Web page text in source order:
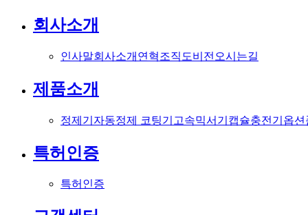
회사소개
인사말회사소개 연혁조직도비전 오시는길
제품소개
정제기 자동정제 코팅기 고속믹서기 캡슐충전기 옵션
특허인증
특허인증